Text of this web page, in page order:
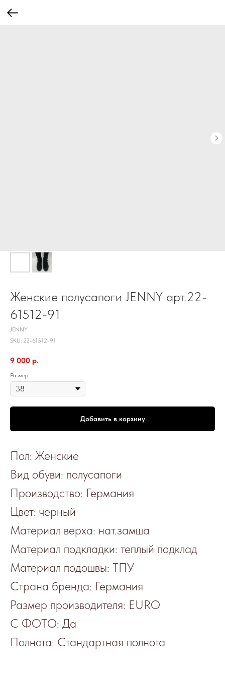
Женские полусапоги JENNY арт.22-
61512-91
JENNY
SKU: 22-61512-91
9 000 р.
Размер
Добавить в корзину
Пол: Женские
Вид обуви: полусапоги
Производство: Германия
Цвет: черный
Материал верха: нат.замша
Материал подкладки: теплый подклад
Материал подошвы: ТПУ
Страна бренда: Германия
Размер производителя: EURO
С ФОТО: Да
Полнота: Стандартная полнота